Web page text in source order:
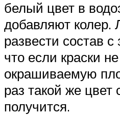
белый цвет в
добавляют колер.
развести состав
что если краски
окрашиваемую
раз такой же цвет
получится.